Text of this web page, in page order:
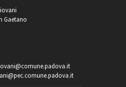
Gaetano